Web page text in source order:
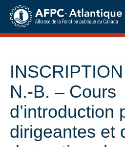
Skip
content
N.-B. – Cours
d’introduction
dirigeantes et